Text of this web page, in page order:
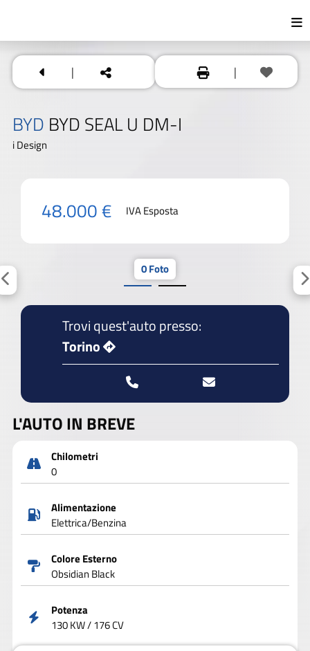
| |
BYD BYD SEAL U DM-I
i Design
48.000 € IVA Esposta
0 Foto
Trovi quest'auto presso:
Torino
L'AUTO IN BREVE
Chilometri
0
Alimentazione
Elettrica/Benzina
Colore Esterno
Obsidian Black
Potenza
130 KW / 176 CV